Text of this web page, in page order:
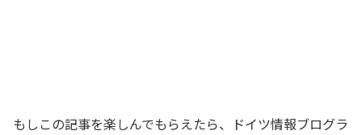
もしこの記事を楽しんでもらえたら、ドイツ情報ブログラ